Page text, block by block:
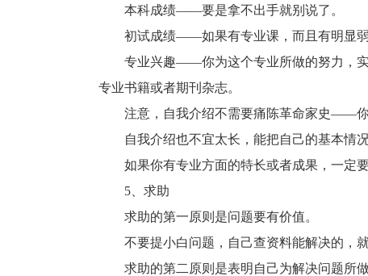
本科成绩——要是拿不出手就别说了。
初试成绩——如果有专业课，而且有明显弱
专业兴趣——你为这个专业所做的努力，实
专业书籍或者期刊杂志。
注意，自我介绍不需要痛陈革命家史——你
自我介绍也不宜太长，能把自己的基本情况
如果你有专业方面的特长或者成果，一定要
5、求助
求助的第一原则是问题要有价值。
不要提小白问题，自己查资料能解决的，就
求助的第二原则是表明自己为解决问题所做